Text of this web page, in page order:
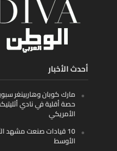
أحدث الأخبار
مارك كوبان وهاربينغر
حصة أقلية في نادي
الأمريكي
10 قيادات صنعت مشهد
الأوسط